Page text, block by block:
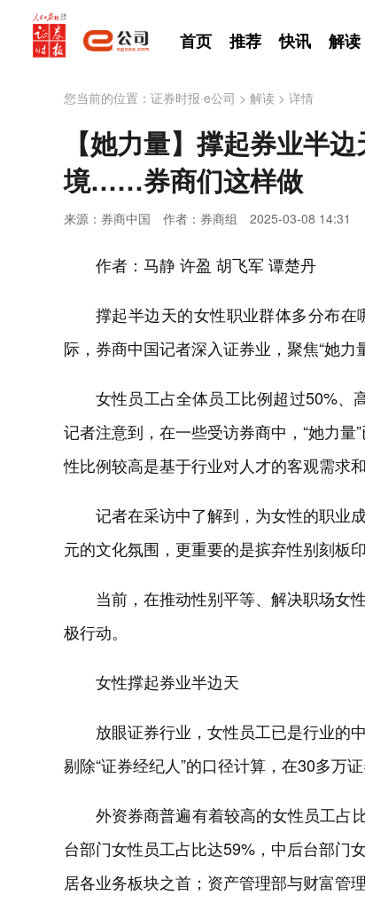
首页 推荐 快讯 解读
您当前的位置： 证券时报·e公司 > 解读 > 详情
【她力量】撑起券业半
境……券商们这样做
来源：券商中国 作者：券商组 2025-03-08 14:31
作者：马静 许盈 胡飞军 谭楚丹
撑起半边天的女性职业群体多分布
际，券商中国记者深入证券业，聚焦“她力
女性员工占全体员工比例超过50%
记者注意到，在一些受访券商中，“她力
性比例较高是基于行业对人才的客观需求
记者在采访中了解到，为女性的职业
元的文化氛围，更重要的是摈弃性别刻板
当前，在推动性别平等、解决职场女
极行动。
女性撑起券业半边天
放眼证券行业，女性员工已是行业的
剔除“证券经纪人”的口径计算，在30多万
外资券商普遍有着较高的女性员工占
台部门女性员工占比达59%，中后台部门
居各业务板块之首；资产管理部与财富管